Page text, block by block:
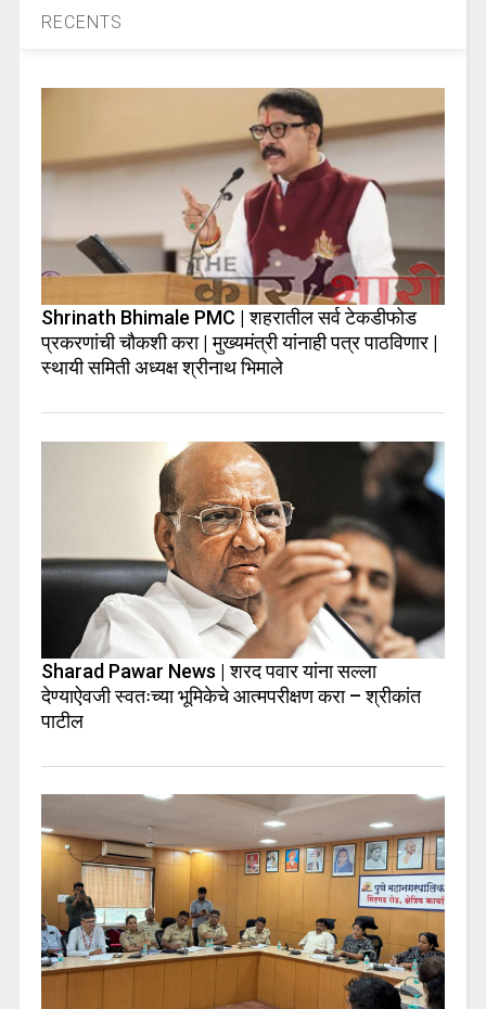
RECENTS
Shrinath Bhimale PMC | शहरातील सर्व टेकडीफोड
प्रकरणांची चौकशी करा | मुख्यमंत्री यांनाही पत्र पाठविणार |
स्थायी समिती अध्यक्ष श्रीनाथ भिमाले
Sharad Pawar News | शरद पवार यांना सल्ला
देण्याऐवजी स्वतःच्या भूमिकेचे आत्मपरीक्षण करा – श्रीकांत
पाटील